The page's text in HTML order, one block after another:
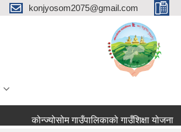
konjyosom2075@gmail.com
कोन्ज्योसोम गाउँपालिकाको गाउँशिक्षा योजना